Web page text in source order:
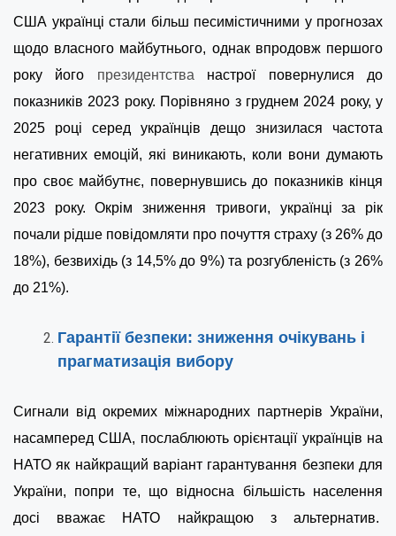
США українці стали більш песимістичними у прогнозах
щодо власного майбутнього, однак впродовж першого
року його президентства настрої повернулися до
показників 2023 року. Порівняно з груднем 2024 року, у
2025 році серед українців дещо знизилася частота
негативних емоцій, які виникають, коли вони думають
про своє майбутнє, повернувшись до показників кінця
2023 року. Окрім зниження тривоги, українці за рік
почали рідше повідомляти про почуття страху (з 26% до
18%), безвихідь (з 14,5% до 9%) та розгубленість (з 26%
до 21%).
Гарантії безпеки: зниження очікувань і
прагматизація вибору
Сигнали від окремих міжнародних партнерів України,
насамперед США, послаблюють орієнтації українців на
НАТО як найкращий варіант гарантування безпеки для
України, попри те, що відносна більшість населення
досі вважає НАТО найкращою з альтернатив.